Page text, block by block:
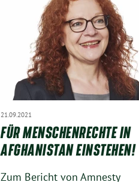
21.09.2021
FÜR MENSCHENRECHTE IN
AFGHANISTAN EINSTEHEN!
Zum Bericht von Amnesty